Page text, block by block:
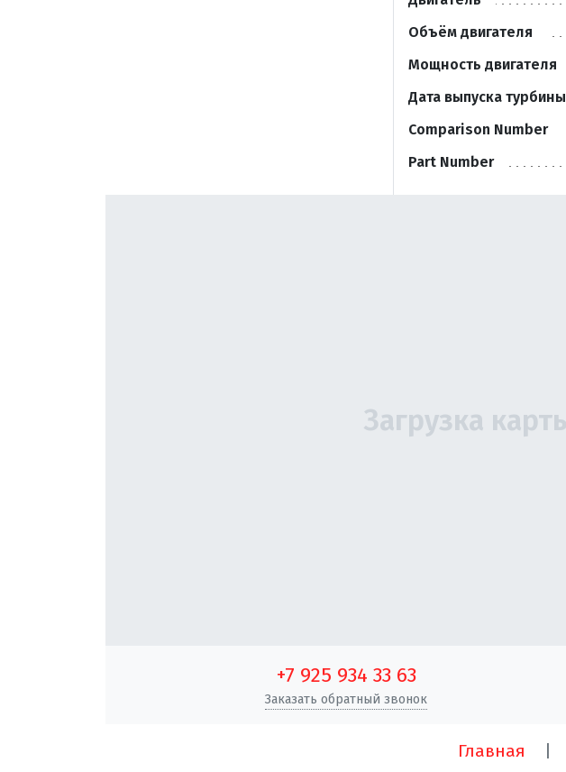
Объём двигателя
Мощность двигателя
Дата выпуска турбины
Comparison Number
Part Number
+7 925 934 33 63
Заказать обратный звонок
Главная